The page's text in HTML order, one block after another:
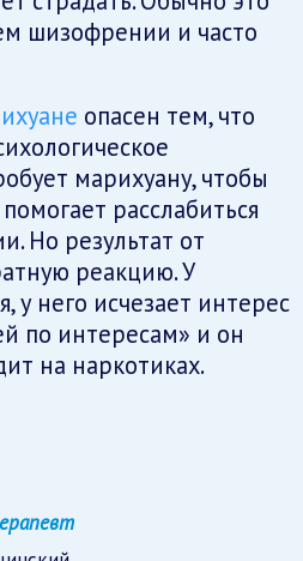
шизофрении и часто
опасен тем, что
марихуану, чтобы
расслабиться
Но результат от
реакцию. У
у него исчезает интерес
по интересам» и он
на наркотиках.